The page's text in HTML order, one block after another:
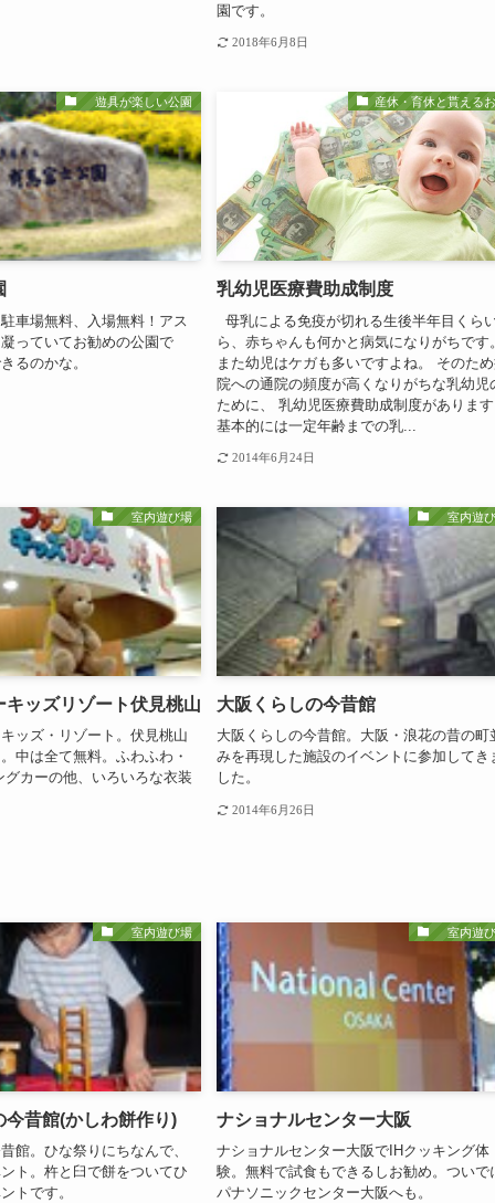
園です。
2018年6月8日
遊具が楽しい公園
車場無料、入場無料！アス
っていてお勧めの公園で
るのかな。
産休・育休と貰える
乳幼児医療費助成制度
母乳による免疫が切れる生後半年目くら
ら、赤ちゃんも何かと病気になりがちです
また幼児はケガも多いですよね。 そのた
院への通院の頻度が高くなりがちな乳幼児
ために、 乳幼児医療費助成制度がありま
基本的には一定年齢までの乳...
2014年6月24日
室内遊び場
キッズリゾート伏見桃山
ッズ・リゾート。伏見桃山
中は全て無料。ふわふわ・
グカーの他、いろいろな衣装
室内遊
大阪くらしの今昔館
大阪くらしの今昔館。大阪・浪花の昔の町
みを再現した施設のイベントに参加してき
した。
2014年6月26日
室内遊び場
今昔館(かしわ餅作り)
館。ひな祭りにちなんで、
ト。杵と臼で餅をついてひ
トです。
室内遊
ナショナルセンター大阪
ナショナルセンター大阪でIHクッキング体
験。無料で試食もできるしお勧め。ついで
パナソニックセンター大阪へも。